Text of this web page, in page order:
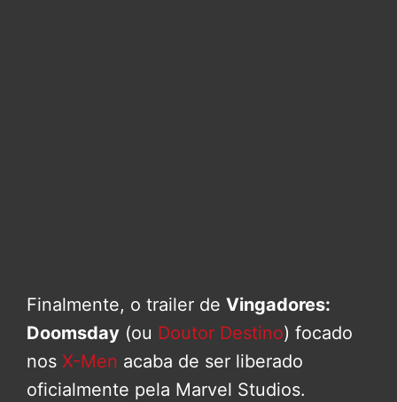
Finalmente, o trailer de Vingadores:
Doomsday (ou Doutor Destino) focado
nos X-Men acaba de ser liberado
oficialmente pela Marvel Studios.